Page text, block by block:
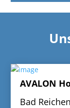
AVALON
Bad